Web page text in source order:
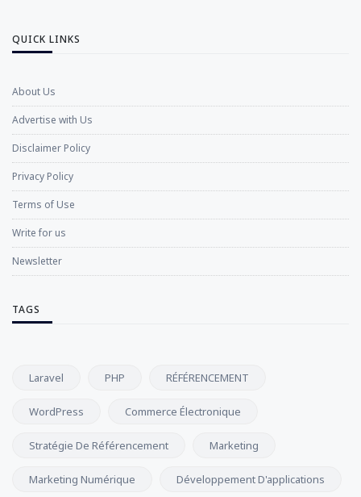
QUICK LINKS
About Us
Advertise with Us
Disclaimer Policy
Privacy Policy
Terms of Use
Write for us
Newsletter
TAGS
Laravel PHP RÉFÉRENCEMENT
WordPress Commerce Électronique
Stratégie De Référencement Marketing
Marketing Numérique Développement D'applications